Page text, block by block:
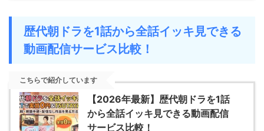
歴代朝ドラを1話から全話イッキ見できる
動画配信サービス比較！
こちらで紹介しています
【2026年最新】歴代朝ドラを1話
から全話イッキ見できる動画配信
サービス比較！